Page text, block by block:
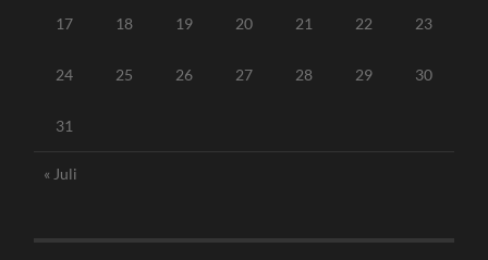
17 18 19 20 21 22 23
24 25 26 27 28 29 30
31
« Juli